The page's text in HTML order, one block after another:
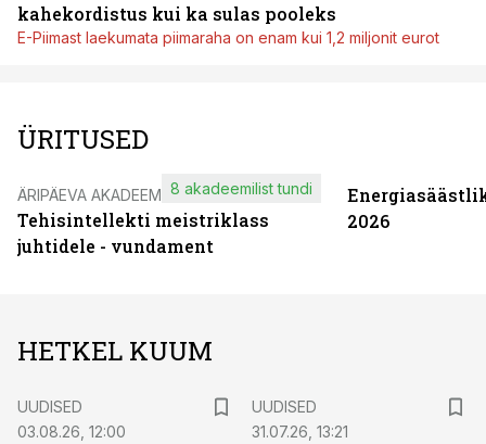
kahekordistus kui ka sulas pooleks
E-Piimast laekumata piimaraha on enam kui 1,2 miljonit eurot
ÜRITUSED
ÄRIPÄEVA AKADEEMIA
Tehisintellekti meistriklass
juhtidele - vundament
8 akadeemilist tundi
2026
HETKEL KUUM
UUDISED
03.08.26, 12:00
UUDISED
31.07.26, 13:21